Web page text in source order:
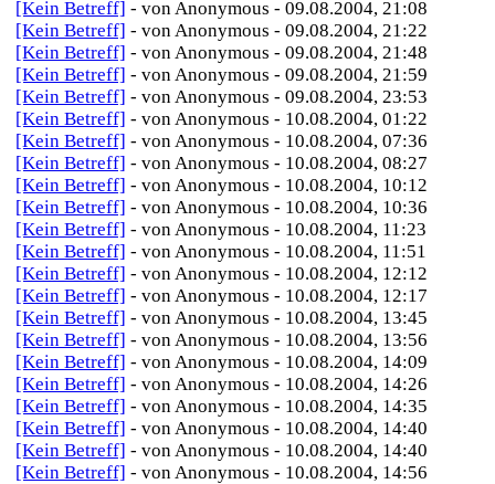
[Kein Betreff] - von Anonymous - 09.08.2004, 21:08
[Kein Betreff] - von Anonymous - 09.08.2004, 21:22
[Kein Betreff] - von Anonymous - 09.08.2004, 21:48
[Kein Betreff] - von Anonymous - 09.08.2004, 21:59
[Kein Betreff] - von Anonymous - 09.08.2004, 23:53
[Kein Betreff] - von Anonymous - 10.08.2004, 01:22
[Kein Betreff] - von Anonymous - 10.08.2004, 07:36
[Kein Betreff] - von Anonymous - 10.08.2004, 08:27
[Kein Betreff] - von Anonymous - 10.08.2004, 10:12
[Kein Betreff] - von Anonymous - 10.08.2004, 10:36
[Kein Betreff] - von Anonymous - 10.08.2004, 11:23
[Kein Betreff] - von Anonymous - 10.08.2004, 11:51
[Kein Betreff] - von Anonymous - 10.08.2004, 12:12
[Kein Betreff] - von Anonymous - 10.08.2004, 12:17
[Kein Betreff] - von Anonymous - 10.08.2004, 13:45
[Kein Betreff] - von Anonymous - 10.08.2004, 13:56
[Kein Betreff] - von Anonymous - 10.08.2004, 14:09
[Kein Betreff] - von Anonymous - 10.08.2004, 14:26
[Kein Betreff] - von Anonymous - 10.08.2004, 14:35
[Kein Betreff] - von Anonymous - 10.08.2004, 14:40
[Kein Betreff] - von Anonymous - 10.08.2004, 14:40
[Kein Betreff] - von Anonymous - 10.08.2004, 14:56